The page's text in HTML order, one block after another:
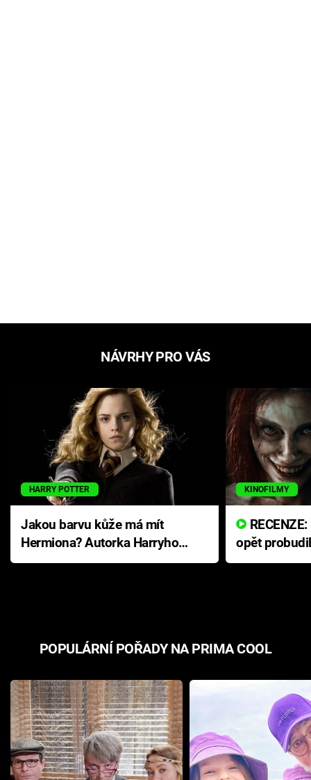
NÁVRHY PRO VÁS
HARRY POTTER
Jakou barvu kůže má mít
Hermiona? Autorka Harryho
Pottera přišla s ráznou
KINOFILMY
opět
přichází s
POPULÁRNÍ POŘADY NA PRIMA COOL